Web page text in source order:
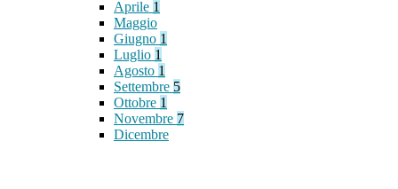
Aprile 1
Maggio
Giugno 1
Luglio 1
Agosto 1
Settembre 5
Ottobre 1
Novembre 7
Dicembre